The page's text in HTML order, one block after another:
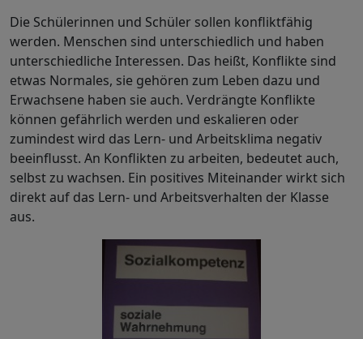
Die Schülerinnen und Schüler sollen konfliktfähig
werden. Menschen sind unterschiedlich und haben
unterschiedliche Interessen. Das heißt, Konflikte sind
etwas Normales, sie gehören zum Leben dazu und
Erwachsene haben sie auch. Verdrängte Konflikte
können gefährlich werden und eskalieren oder
zumindest wird das Lern- und Arbeitsklima negativ
beeinflusst. An Konflikten zu arbeiten, bedeutet auch,
selbst zu wachsen. Ein positives Miteinander wirkt sich
direkt auf das Lern- und Arbeitsverhalten der Klasse
aus.